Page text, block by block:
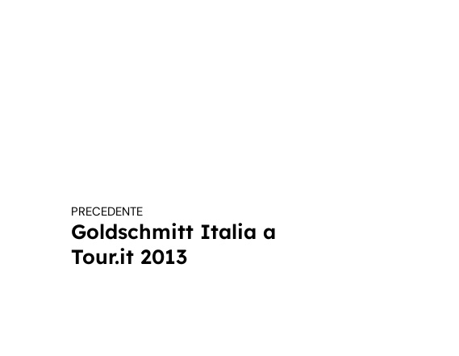
Continua a leggere
PRECEDENTE
Goldschmitt Italia a
Tour.it 2013